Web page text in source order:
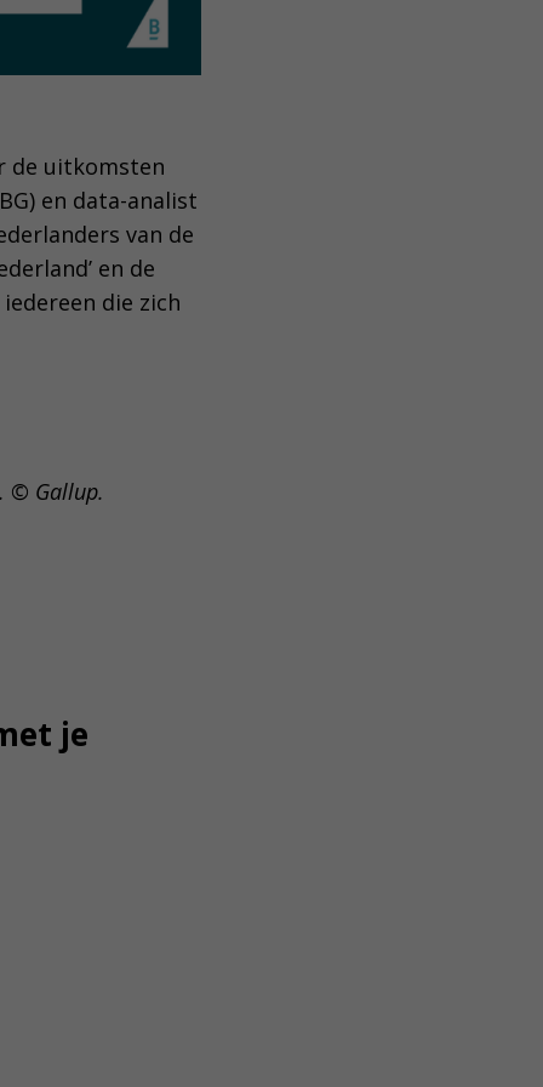
de uitkomsten
en data-analist
van de
en de
die zich
© Gallup.
je